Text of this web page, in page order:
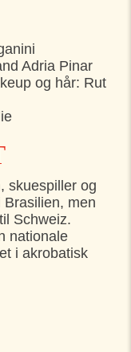
Adria Pinar
og hår: Rut
skuespiller og
men
Schweiz.
nationale
i akrobatisk